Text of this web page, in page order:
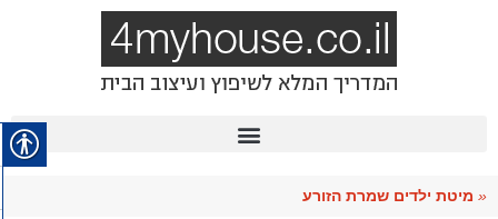
« מיטת ילדים שמרת הזורע